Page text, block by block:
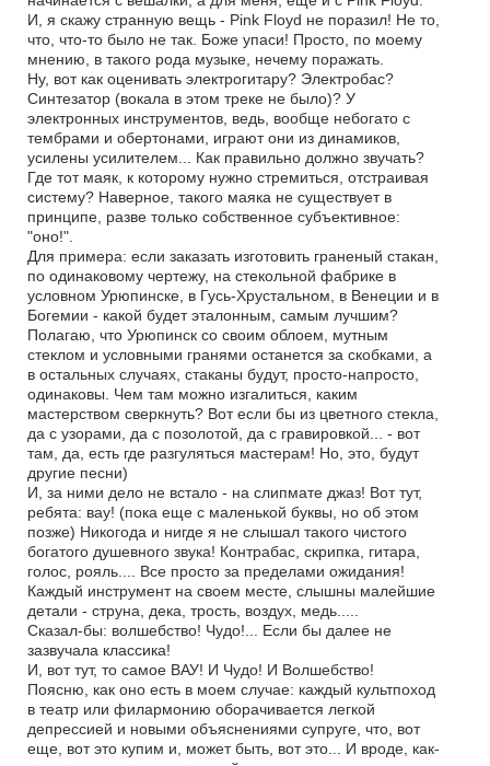
И, я скажу странную вещь - Pink Floyd не поразил! Не то,
что, что-то было не так. Боже упаси! Просто, по моему
мнению, в такого рода музыке, нечему поражать.
Ну, вот как оценивать электрогитару? Электробас?
Синтезатор (вокала в этом треке не было)? У
электронных инструментов, ведь, вообще небогато с
тембрами и обертонами, играют они из динамиков,
усилены усилителем... Как правильно должно звучать?
Где тот маяк, к которому нужно стремиться, отстраивая
систему? Наверное, такого маяка не существует в
принципе, разве только собственное субъективное:
"оно!".
Для примера: если заказать изготовить граненый стакан,
по одинаковому чертежу, на стекольной фабрике в
условном Урюпинске, в Гусь-Хрустальном, в Венеции и в
Богемии - какой будет эталонным, самым лучшим?
Полагаю, что Урюпинск со своим облоем, мутным
стеклом и условными гранями останется за скобками, а
в остальных случаях, стаканы будут, просто-напросто,
одинаковы. Чем там можно изгалиться, каким
мастерством сверкнуть? Вот если бы из цветного стекла,
да с узорами, да с позолотой, да с гравировкой... - вот
там, да, есть где разгуляться мастерам! Но, это, будут
другие песни)
И, за ними дело не встало - на слипмате джаз! Вот тут,
ребята: вау! (пока еще с маленькой буквы, но об этом
позже) Никогода и нигде я не слышал такого чистого
богатого душевного звука! Контрабас, скрипка, гитара,
голос, рояль.... Все просто за пределами ожидания!
Каждый инструмент на своем месте, слышны малейшие
детали - струна, дека, трость, воздух, медь.....
Сказал-бы: волшебство! Чудо!... Если бы далее не
зазвучала классика!
И, вот тут, то самое ВАУ! И Чудо! И Волшебство!
Поясню, как оно есть в моем случае: каждый культпоход
в театр или филармонию оборачивается легкой
депрессией и новыми объяснениями супруге, что, вот
еще, вот это купим и, может быть, вот это... И вроде, как-